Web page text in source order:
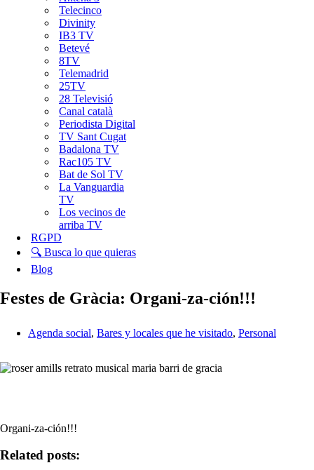
Telecinco
Divinity
IB3 TV
Betevé
8TV
Telemadrid
25TV
28 Televisió
Canal català
Periodista Digital
TV Sant Cugat
Badalona TV
Rac105 TV
Bat de Sol TV
La Vanguardia
TV
Los vecinos de
arriba TV
RGPD
🔍 Busca lo que quieras
Blog
Festes de Gràcia: Organi-za-ción!!!
Agenda social, Bares y locales que he visitado, Personal
Organi-za-ción!!!
Related posts: